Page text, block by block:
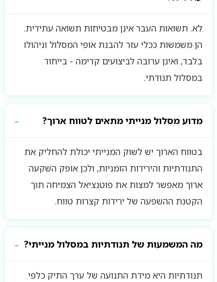
לא. תשואות העבר אינן מבטיחות תשואה עתידית.
הן משמשות ככלי עזר להבנת אופי המסלול וניהולו
בלבד, ואינן ערובה לביצועים קדימה - בייחוד
במסלול תנודתי.
מדוע מסלול מנייתי מתאים לטווח ארוך?
בטווח הארוך יש לשוק המנייתי יכולת להחליק את
התנודתיות והירידות הזמניות, ולכן אופק השקעה
ארוך מאפשר למצות את פוטנציאל הצמיחה תוך
הקטנת ההשפעה של ירידות קצרות טווח.
מה המשמעות של תנודתיות במסלול מנייתי?
תנודתיות היא מידת התנועה של ערך התיק כלפי